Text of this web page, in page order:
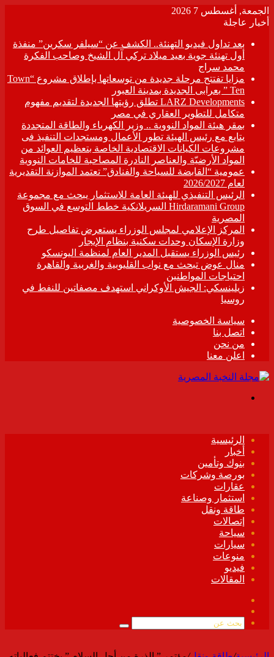
الجمعة, أغسطس 7 2026
أخبار عاجلة
بعد تداول فيديو التهنئة.. الكشف عن “سيلفر سكرين” منفذة
أول تهنئة جوية بعيد ميلاد تركي آل الشيخ وصاحب الفكرة
محمد سراج
مزايا تفتتح مرحلة جديدة من توسعاتها بإطلاق مشروع “Town
Ten ” بعرابى الجديدة بمدينة العبور
LARZ Developments تطلق رؤيتها الجديدة لتقديم مفهوم
متكامل للتطوير العقاري في مصر
بمقر هيئة المواد النووية .. وزير الكهرباء والطاقة المتجددة
يتابع مع رئيس الهيئة تطور الأعمال ومستجدات التنفيذ فى
مشروعات الكيانات الاقتصادية الخاصة بتعظيم العوائد من
المواد الأرضيّة والعناصر النادرة المصاحبة للخامات النووية
عمومية “القابضة للسياحة والفنادق” تعتمد الموازنة التقديرية
لعام 2026/2027
الرئيس التنفيذي للهيئة العامة للاستثمار يبحث مع مجموعة
Hirdaramani Group السريلانكية خطط التوسع في السوق
المصرية
المركز الإعلامي لمجلس الوزراء يستعرض تفاصيل طرح
وزارة الإسكان وحدات سكنية بنظام الإيجار
رئيس الوزراء يستقبل المدير العام لمنظمة اليونسكو
منال عوض تبحث مع نواب القليوبية والغربية والقاهرة
احتياجات المواطنين
زيلينسكي: الجيش الأوكراني استهدف مصفاتين للنفط في
روسيا
سياسة الخصوصية
اتصل بنا
من نحن
اعلن معنا
الرئيسية
أخبار
بنوك وتأمين
بورصة وشركات
عقارات
استثمار وصناعة
طاقة ونقل
إتصالات
سياحة
سيارات
منوعات
فيديو
المقالات
الموقع
بحث